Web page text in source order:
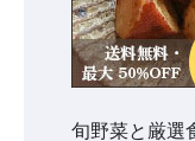
旬野菜と厳選